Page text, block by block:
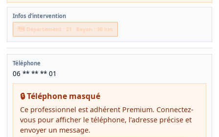
Infos d’intervention
🗺️ Département : 21 · Rayon : 30 km
Téléphone
06 ** ** ** 01
🔒 Téléphone masqué
Ce professionnel est adhérent Premium. Connectez-
vous pour afficher le téléphone, l’adresse précise et
envoyer un message.